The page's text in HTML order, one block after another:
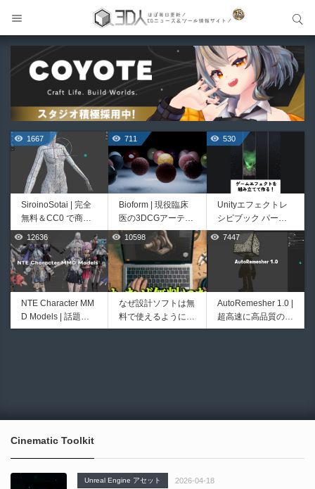
1667
SiroinoSotai | 完全
無料＆CC0 で商用
利用OKなVRChat向
け共通素体3Dモデ
ルが正式リリース！
程よいポリ数＆トポ
ロジーにも注目！
711
Bioform | 現役臨床
医の3DCGアーティ
ストが実際の解剖学
に基づいて構築した
プロシージャルな生
物学的Blenderマテ
リアルアセットアド
オン！無料お試し版
もあるよ！
530
Unityエフェクトレ
シピブック パーツ
を組み合わせて作れ
る | ktk.kumamoto氏
によるUnity向けエ
フェクト教本が202
6年7月13日に発
売！
444
HeyGears G1 | 世界
初のデスクトップ型
フルカラー3D＆UV
426
Directive Utilities |
ブループリントライ
ブラリやエディタス
12636
NTE Character MM
D Models | 話題の
ゲーム『NTE（Nev
10598
なぜ設計ソフトは無
料で使えるようにな
ったのか──3D-CA
7447
AutoRemesher 1.0 |
超高速に高品質のク
ワッドポリゴンでリ
能な伸縮式ライトセ
ーバーの開発メイキ
nderのドキュメン
er向けAIエージェン
Cinematic Toolkit
Unreal Engine アセット 2026-04-18
サイト内検索